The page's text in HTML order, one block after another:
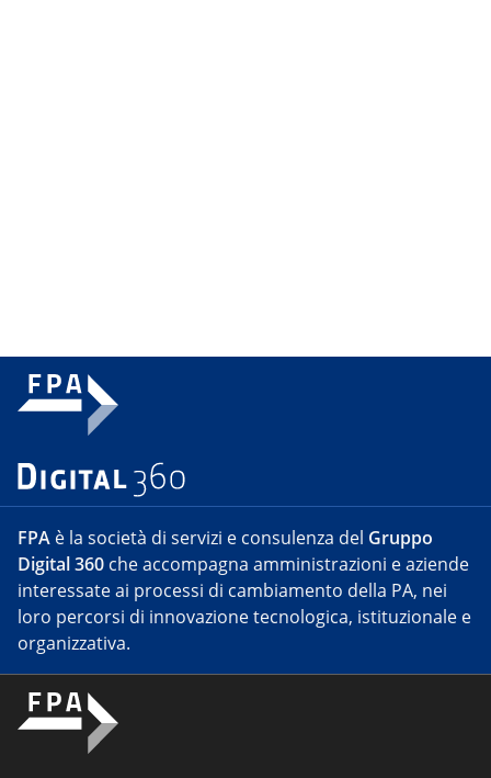
FPA è la società di servizi e consulenza del Gruppo
Digital 360 che accompagna amministrazioni e aziende
interessate ai processi di cambiamento della PA, nei
loro percorsi di innovazione tecnologica, istituzionale e
organizzativa.